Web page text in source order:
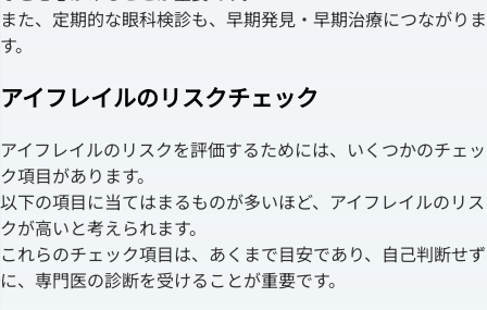
また、定期的な眼科検診も、早期発見・早期治療につながりま
す。
アイフレイルのリスクチェック
アイフレイルのリスクを評価するためには、いくつかのチェッ
ク項目があります。
以下の項目に当てはまるものが多いほど、アイフレイルのリス
クが高いと考えられます。
これらのチェック項目は、あくまで目安であり、自己判断せず
に、専門医の診断を受けることが重要です。